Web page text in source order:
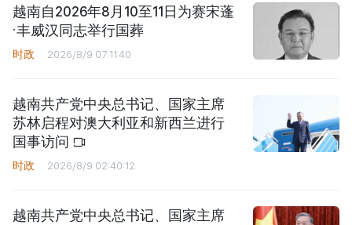
越南自2026年8月10至11日为赛宋蓬
·丰威汉同志举行国葬
时政 2026/8/9 07:11:40
越南共产党中央总书记、国家主席
苏林启程对澳大利亚和新西兰进行
国事访问
时政 2026/8/9 02:40:12
越南共产党中央总书记、国家主席